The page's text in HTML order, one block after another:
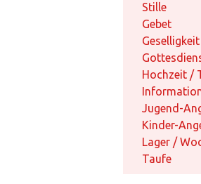
Stille
Gebet
Hochzeit /
Jugend-
Kinder-
Lager /
Taufe